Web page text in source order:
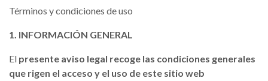
Términos y condiciones de uso
1. INFORMACIÓN GENERAL
El presente aviso legal recoge las condiciones generales
que rigen el acceso y el uso de este sitio web